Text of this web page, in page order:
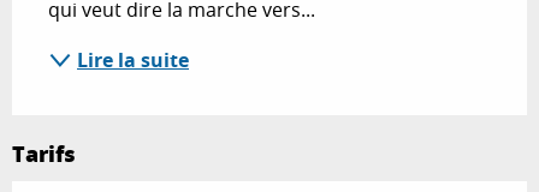
qui veut dire la marche vers...
Lire la suite
Tarifs